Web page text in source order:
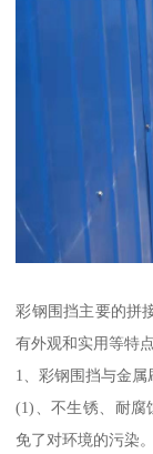
彩钢围挡主要的拼
有外观和实用等特点
1、彩钢围挡与金属
(1)、不生锈、耐腐
免了对环境的污染。